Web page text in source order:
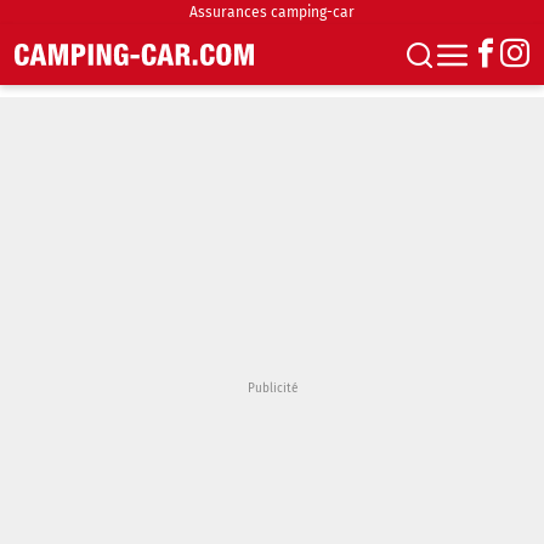
Assurances camping-car